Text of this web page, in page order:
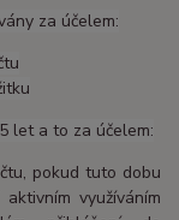
za účelem:
let a to za účelem:
pokud tuto dobu
využíváním